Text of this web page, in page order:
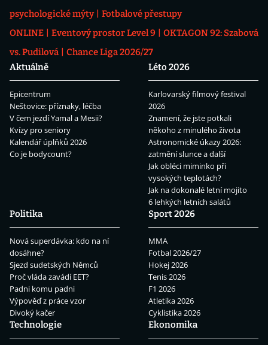
psychologické mýty
Fotbalové přestupy
ONLINE
Eventový prostor Level 9
OKTAGON 92: Szabová
vs. Pudilová
Chance Liga 2026/27
Aktuálně
Epicentrum
Neštovice: příznaky, léčba
V čem jezdí Yamal a Mesii?
Kvízy pro seniory
Kalendář úplňků 2026
Co je bodycount?
Léto 2026
Karlovarský filmový festival
2026
Znamení, že jste potkali
někoho z minulého života
Astronomické úkazy 2026:
zatmění slunce a další
Jak obléci miminko při
vysokých teplotách?
Jak na dokonalé letní mojito
6 lehkých letních salátů
Politika
Nová superdávka: kdo na ní
dosáhne?
Sjezd sudetských Němců
Proč vláda zavádí EET?
Padni komu padni
Výpověď z práce vzor
Divoký kačer
Sport 2026
MMA
Fotbal 2026/27
Hokej 2026
Tenis 2026
F1 2026
Atletika 2026
Cyklistika 2026
Technologie
Ekonomika